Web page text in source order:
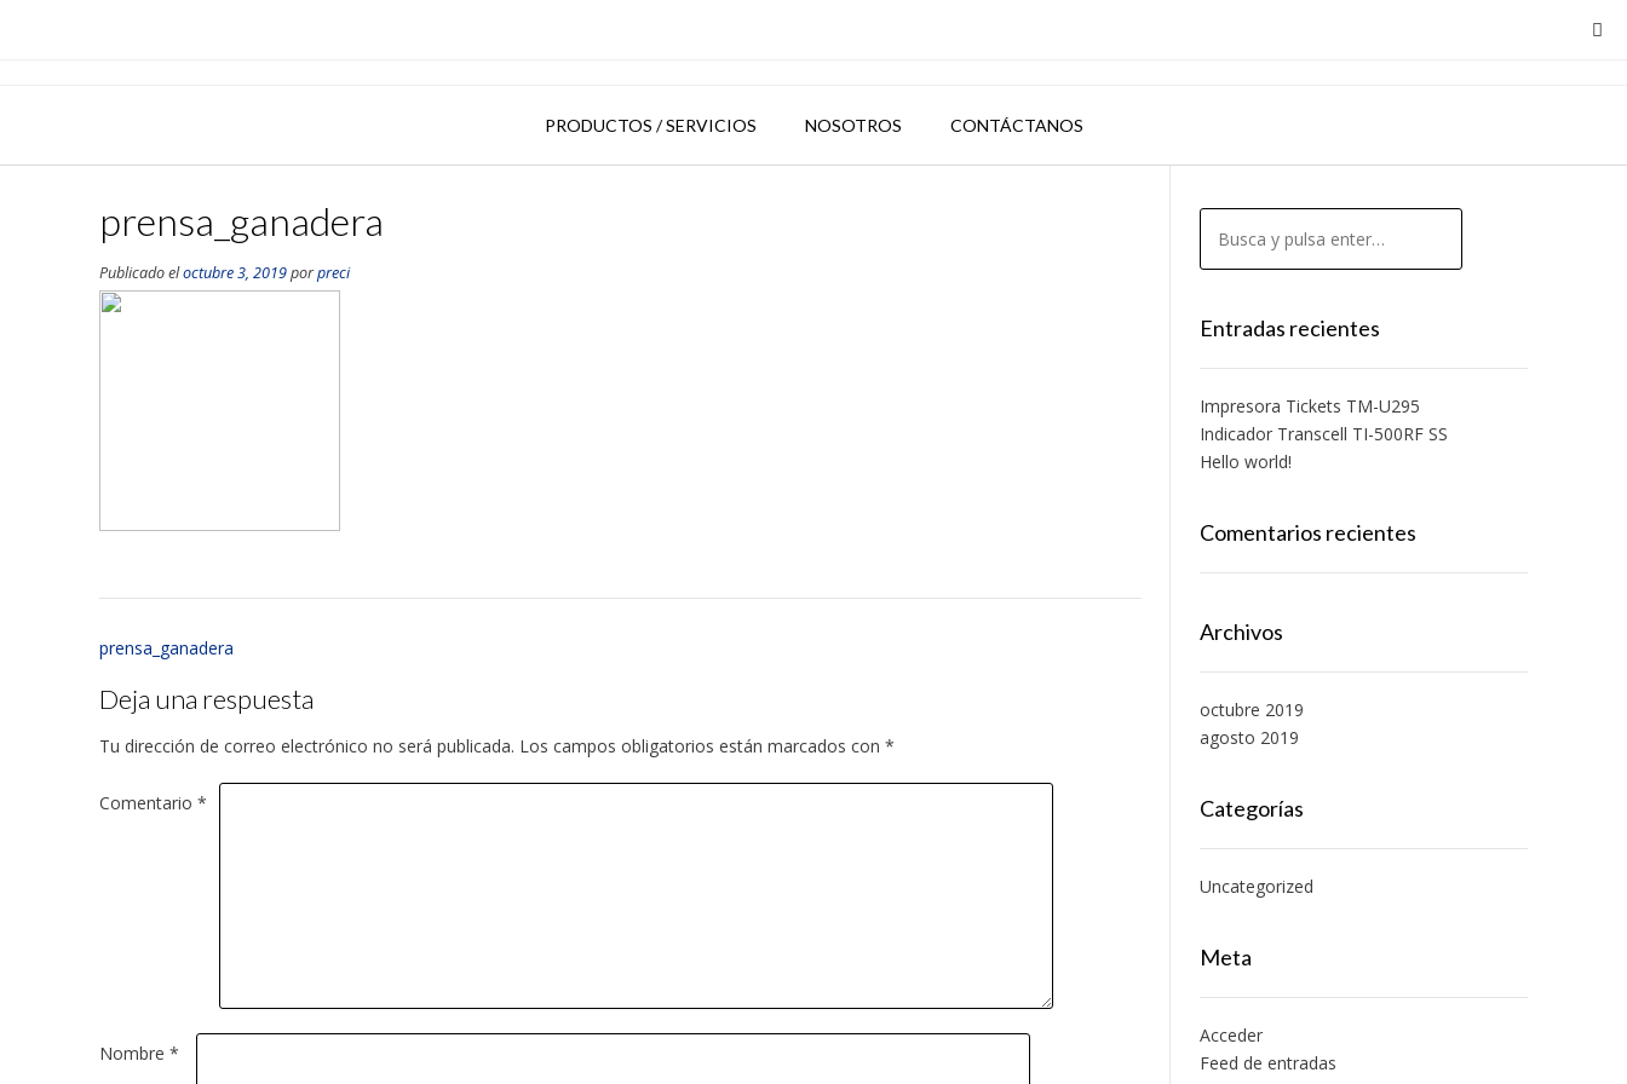
PRODUCTOS / SERVICIOS NOSOTROS CONTÁCTANOS
prensa_ganadera
Publicado eloctubre 3, 2019porpreci
prensa_ganadera
Deja una respuesta
Tu dirección de correo electrónico no será publicada. Los campos obligatorios están marcados con *
Comentario *
Nombre *
Entradas recientes
Impresora Tickets TM-U295
Indicador Transcell TI-500RF SS
Hello world!
Comentarios recientes
Archivos
octubre 2019
agosto 2019
Categorías
Uncategorized
Meta
Acceder
Feed de entradas